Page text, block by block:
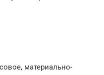
материально-